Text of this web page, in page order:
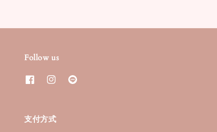
Follow us
支付方式